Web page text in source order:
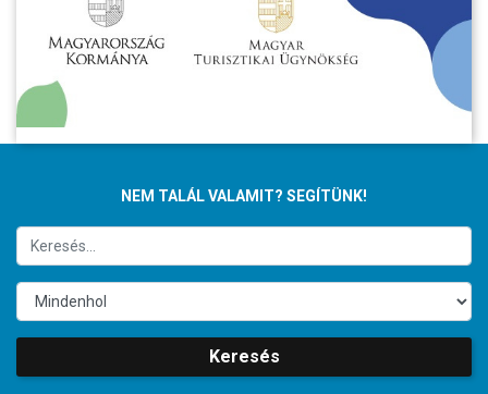
NEM TALÁL VALAMIT? SEGÍTÜNK!
Keresés